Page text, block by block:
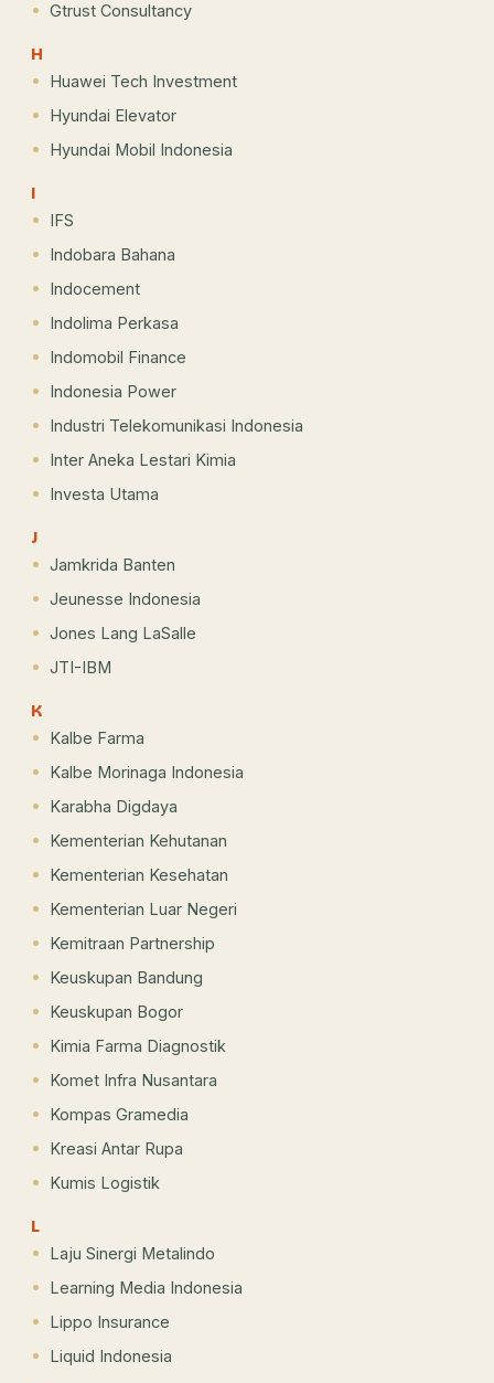
Gtrust Consultancy
H
Huawei Tech Investment
Hyundai Elevator
Hyundai Mobil Indonesia
I
IFS
Indobara Bahana
Indocement
Indolima Perkasa
Indomobil Finance
Indonesia Power
Industri Telekomunikasi Indonesia
Inter Aneka Lestari Kimia
Investa Utama
J
Jamkrida Banten
Jeunesse Indonesia
Jones Lang LaSalle
JTI-IBM
K
Kalbe Farma
Kalbe Morinaga Indonesia
Karabha Digdaya
Kementerian Kehutanan
Kementerian Kesehatan
Kementerian Luar Negeri
Kemitraan Partnership
Keuskupan Bandung
Keuskupan Bogor
Kimia Farma Diagnostik
Komet Infra Nusantara
Kompas Gramedia
Kreasi Antar Rupa
Kumis Logistik
L
Laju Sinergi Metalindo
Learning Media Indonesia
Lippo Insurance
Liquid Indonesia